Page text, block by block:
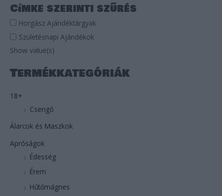
r
c
h
f
Címke szerinti szűrés
Horgász Ajándéktárgyak
Születésnapi Ajándékok
Show value(s)
Termékkategóriák
18+
Csengő
Álarcok és Maszkok
Apróságok
Édesség
Érem
Hűtőmágnes